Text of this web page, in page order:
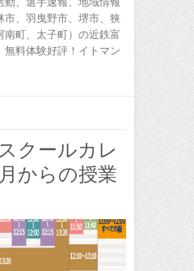
市、羽曳野市、堺市、狭
南町、太子町）の近鉄富
無料体験好評！イトマン
クールカレ
からの授業